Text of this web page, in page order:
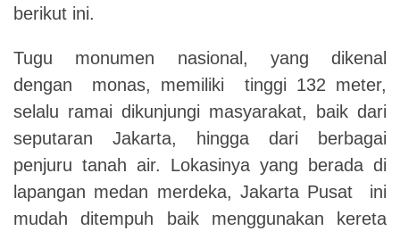
berikut ini.
Tugu monumen nasional, yang dikenal
dengan monas, memiliki tinggi 132 meter,
selalu ramai dikunjungi masyarakat, baik dari
seputaran Jakarta, hingga dari berbagai
penjuru tanah air. Lokasinya yang berada di
lapangan medan merdeka, Jakarta Pusat ini
mudah ditempuh baik menggunakan kereta